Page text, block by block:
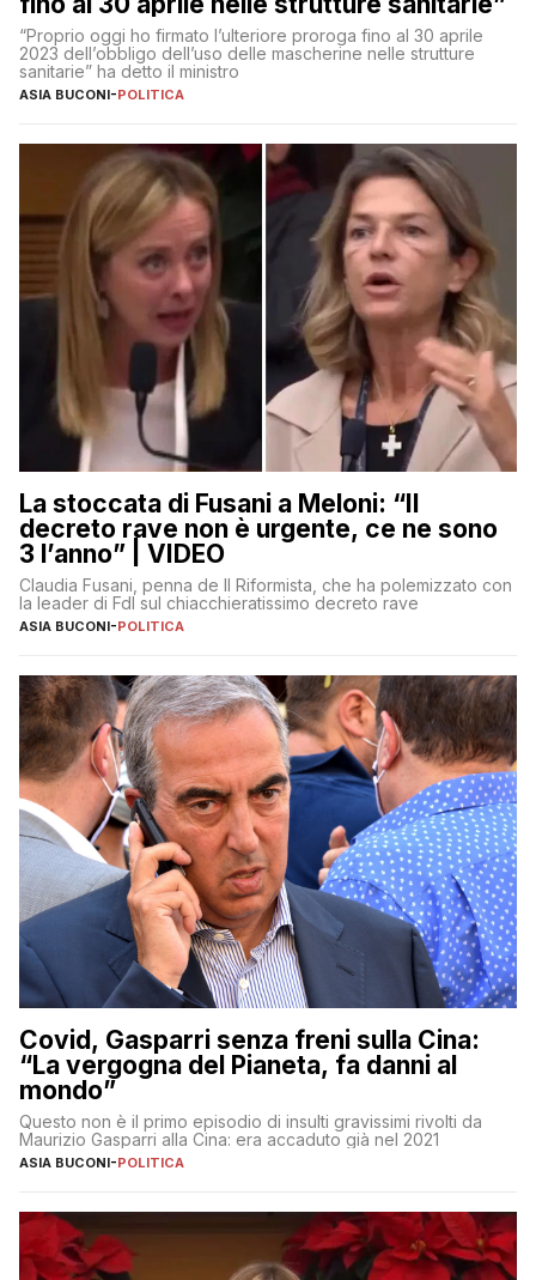
“Proprio oggi ho firmato l’ulteriore proroga fino al 30 aprile
2023 dell’obbligo dell’uso delle mascherine nelle strutture
sanitarie” ha detto il ministro
ASIA BUCONI-POLITICA
La stoccata di Fusani a Meloni: “Il
decreto rave non è urgente, ce ne sono
3 l’anno” | VIDEO
Claudia Fusani, penna de Il Riformista, che ha polemizzato con
la leader di FdI sul chiacchieratissimo decreto rave
ASIA BUCONI-POLITICA
Covid, Gasparri senza freni sulla Cina:
“La vergogna del Pianeta, fa danni al
mondo”
Questo non è il primo episodio di insulti gravissimi rivolti da
Maurizio Gasparri alla Cina: era accaduto già nel 2021
ASIA BUCONI-POLITICA